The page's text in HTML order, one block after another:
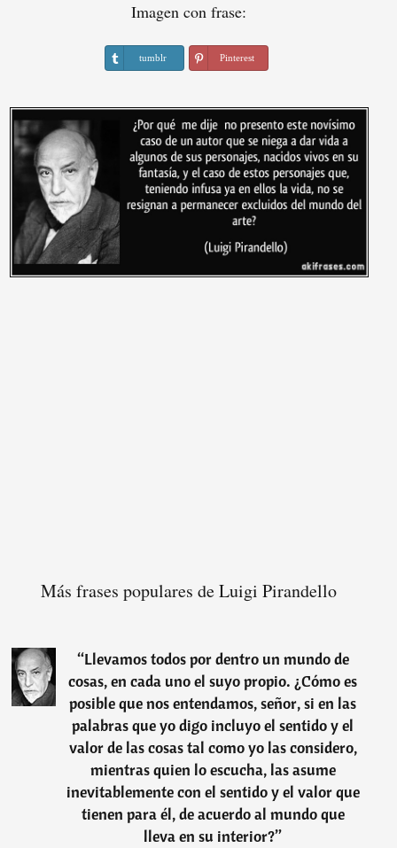
Imagen con frase:
tumblr Pinterest
Más frases populares de Luigi Pirandello
“Llevamos todos por dentro un mundo de
cosas, en cada uno el suyo propio. ¿Cómo es
posible que nos entendamos, señor, si en las
palabras que yo digo incluyo el sentido y el
valor de las cosas tal como yo las considero,
mientras quien lo escucha, las asume
inevitablemente con el sentido y el valor que
tienen para él, de acuerdo al mundo que
lleva en su interior?”